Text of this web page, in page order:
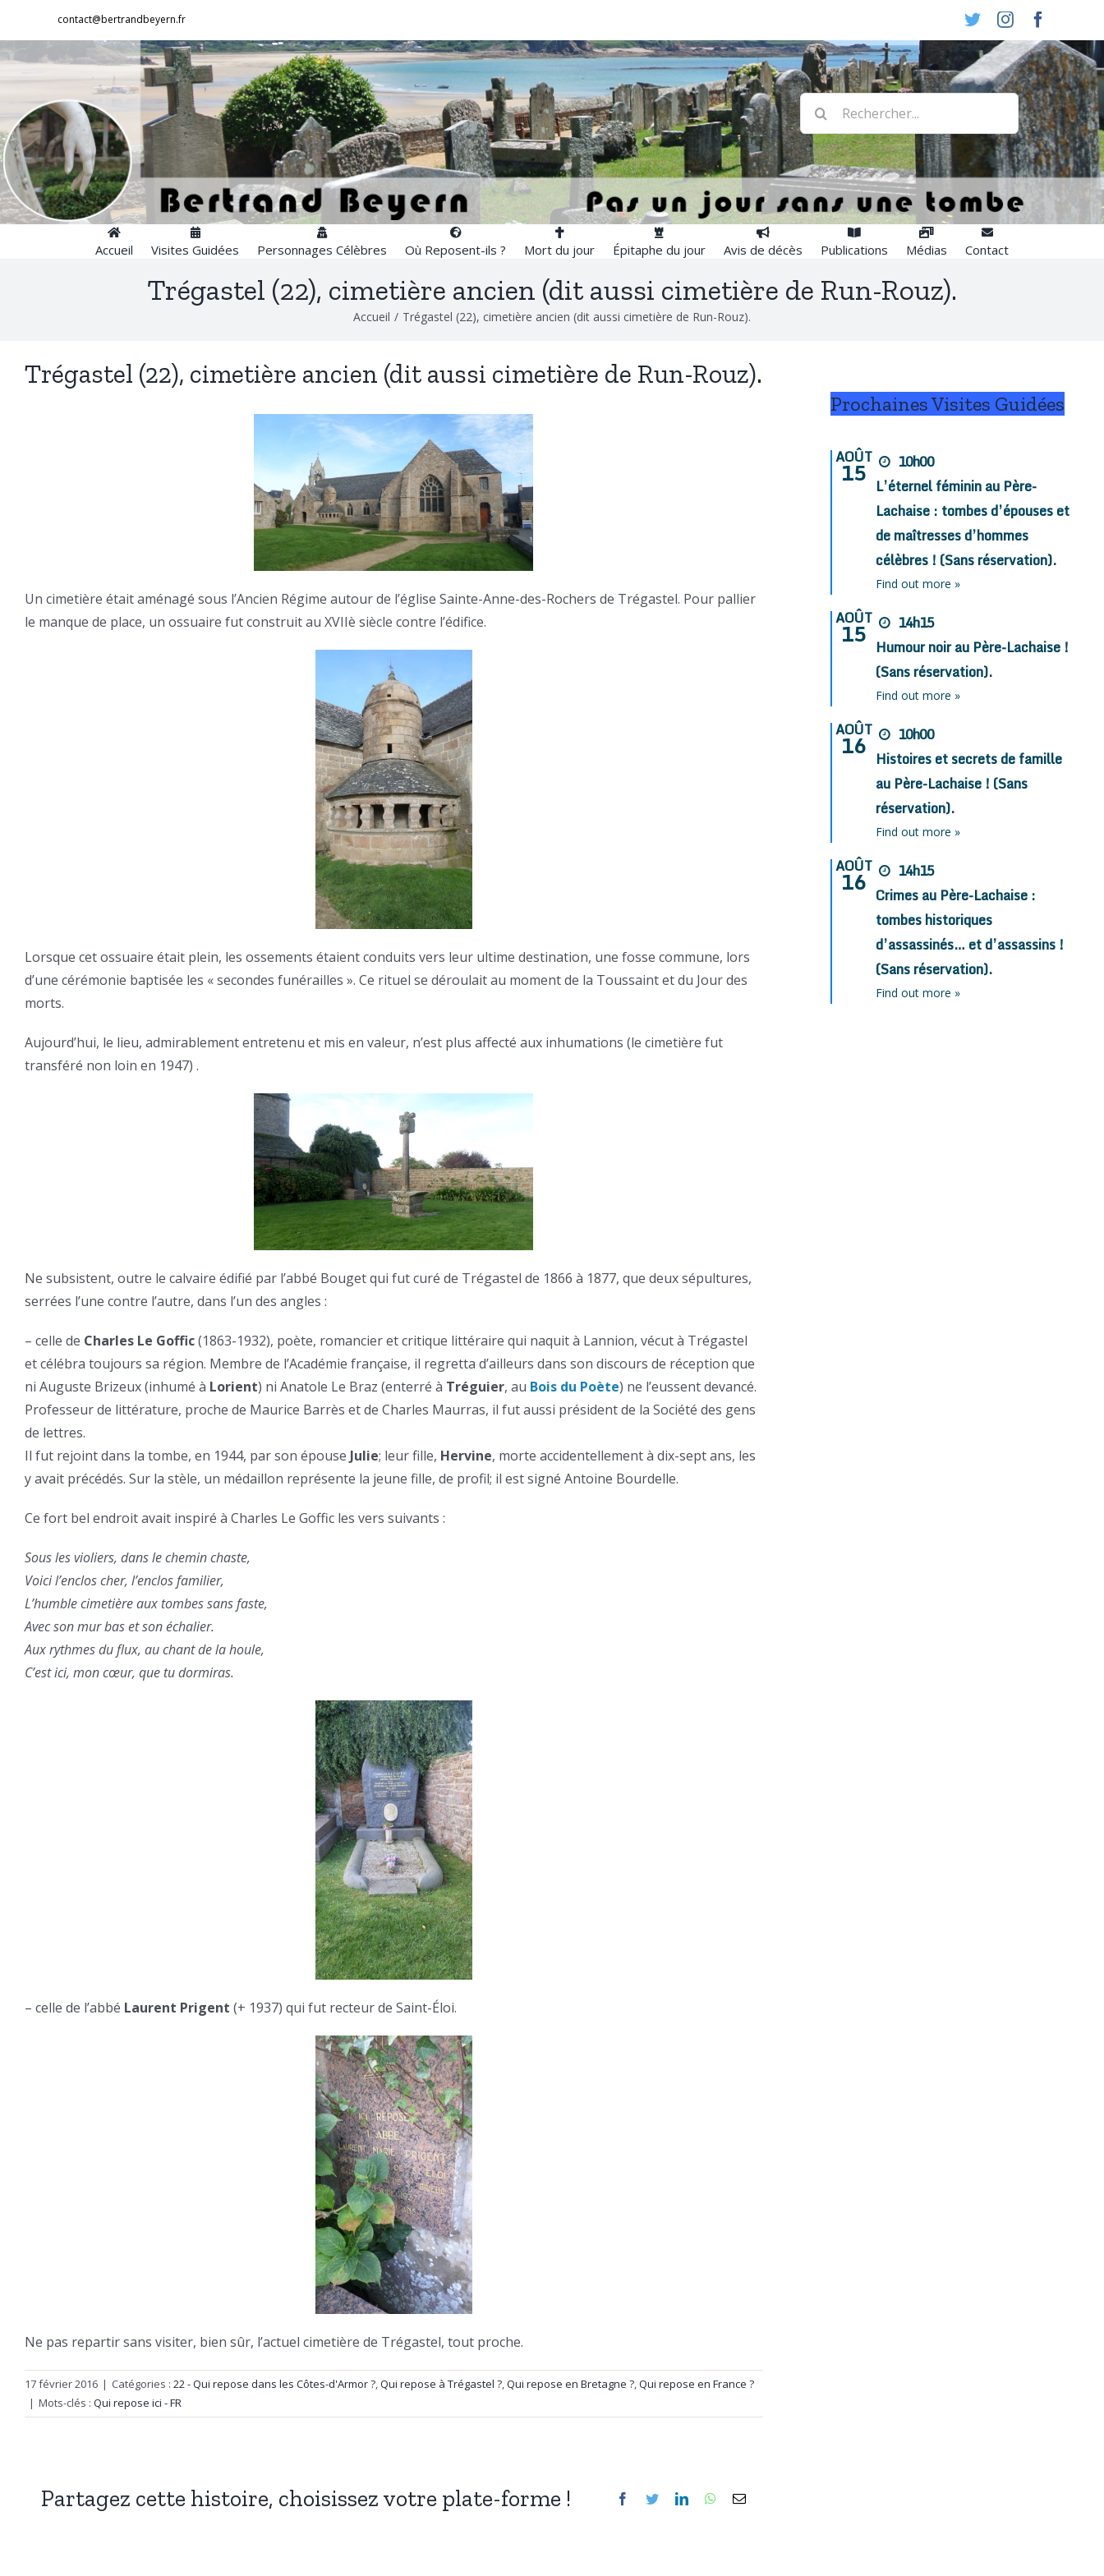
contenu
contact@bertrandbeyern.fr TwitterInstagram
Rechercher:
Accueil Visites Guidées Personnages Célèbres Où Reposent-ils ? Mort du jour Épitaphe du jour Avis de décès Publications Médias Contact
Trégastel (22), cimetière ancien (dit aussi cimetière de Run-Rouz).
Accueil / Trégastel (22), cimetière ancien (dit aussi cimetière de Run-Rouz).
Trégastel (22), cimetière ancien (dit aussi cimetière de Run-Rouz).
Un cimetière était aménagé sous l’Ancien Régime autour de l’église Sainte-Anne-des-Rochers de Trégastel. Pour pallier
le manque de place, un ossuaire fut construit au XVIIè siècle contre l’édifice.
Lorsque cet ossuaire était plein, les ossements étaient conduits vers leur ultime destination, une fosse commune, lors
d’une cérémonie baptisée les « secondes funérailles ». Ce rituel se déroulait au moment de la Toussaint et du Jour des
morts.
Aujourd’hui, le lieu, admirablement entretenu et mis en valeur, n’est plus affecté aux inhumations (le cimetière fut
transféré non loin en 1947) .
Ne subsistent, outre le calvaire édifié par l’abbé Bouget qui fut curé de Trégastel de 1866 à 1877, que deux sépultures,
serrées l’une contre l’autre, dans l’un des angles :
– celle de Charles Le Goffic(1863-1932), poète, romancier et critique littéraire qui naquit à Lannion, vécut à Trégastel
et célébra toujours sa région. Membre de l’Académie française, il regretta d’ailleurs dans son discours de réception que
ni Auguste Brizeux (inhumé à Lorient) ni Anatole Le Braz (enterré à Tréguier, au Bois du Poète) ne l’eussent devancé.
Professeur de littérature, proche de Maurice Barrès et de Charles Maurras, il fut aussi président de la Société des gens
de lettres.
Il fut rejoint dans la tombe, en 1944, par son épouse Julie; leur fille, Hervine, morte accidentellement à dix-sept ans, les
y avait précédés. Sur la stèle, un médaillon représente la jeune fille, de profil; il est signé Antoine Bourdelle.
Ce fort bel endroit avait inspiré à Charles Le Goffic les vers suivants :
Sous les violiers, dans le chemin chaste,
Voici l’enclos cher, l’enclos familier,
L’humble cimetière aux tombes sans faste,
Avec son mur bas et son échalier.
Aux rythmes du flux, au chant de la houle,
C’est ici, mon cœur, que tu dormiras.
– celle de l’abbé Laurent Prigent (+ 1937) qui fut recteur de Saint-Éloi.
Ne pas repartir sans visiter, bien sûr, l’actuel cimetière de Trégastel, tout proche.
17 février 2016 | Catégories : 22 - Qui repose dans les Côtes-d'Armor ?,Qui repose à Trégastel ?,Qui repose en Bretagne ?,Qui repose en France ?
| Mots-clés : Qui repose ici - FR
Partagez cette histoire, choisissez votre plate-forme ! Facebook
TwitterLinkedInWhatsApp
Email
Prochaines Visites Guidées
AOÛT
15
10h00
L’éternel féminin au Père-
Lachaise : tombes d’épouses et
de maîtresses d’hommes
célèbres ! (Sans réservation).
Find out more »
AOÛT
15
14h15
Humour noir au Père-Lachaise !
(Sans réservation).
Find out more »
AOÛT
16
10h00
Histoires et secrets de famille
au Père-Lachaise ! (Sans
réservation).
Find out more »
AOÛT
16
14h15
Crimes au Père-Lachaise :
tombes historiques
d’assassinés… et d’assassins !
(Sans réservation).
Find out more »